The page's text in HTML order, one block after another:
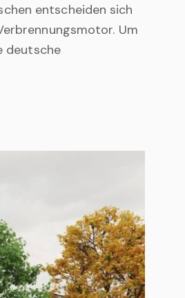
entscheiden sich
Um
deutsche